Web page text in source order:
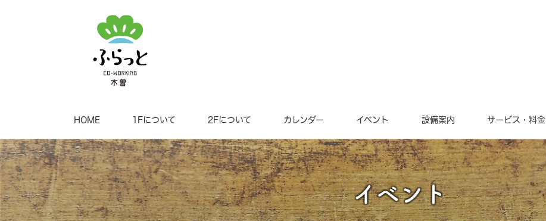
HOME 1Fについて 2Fについて カレンダー イベント 設備案内 サービス・料金
イベント